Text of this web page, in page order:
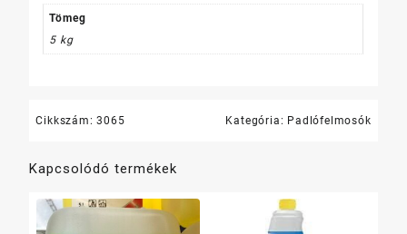
Tömeg
5 kg
Cikkszám:3065 Kategória: Padlófelmosók
Kapcsolódó termékek